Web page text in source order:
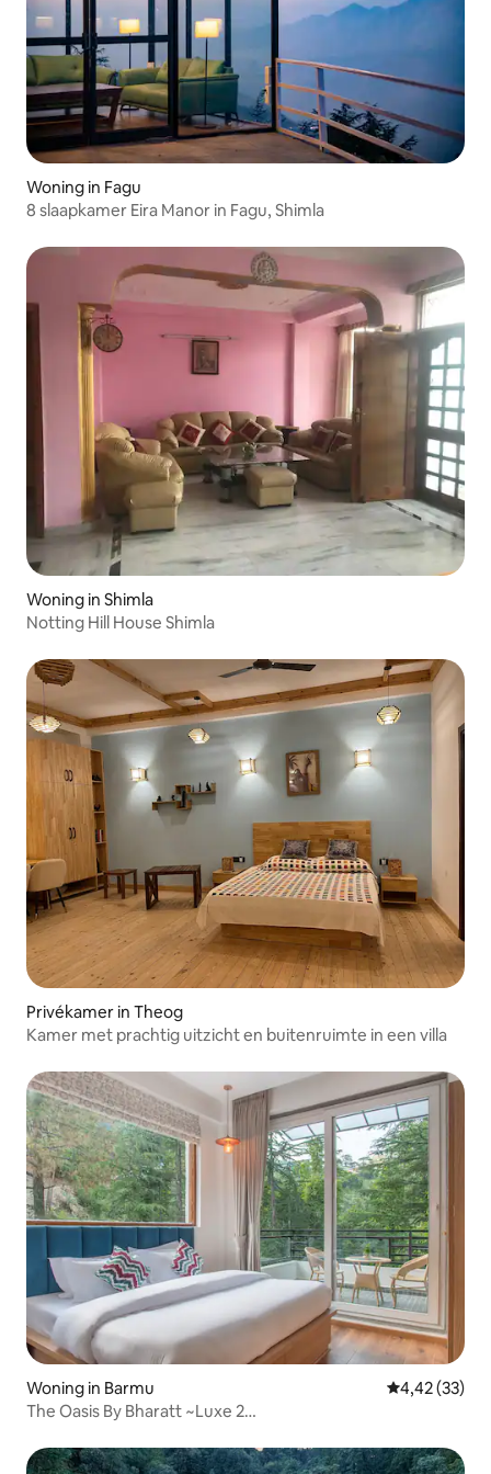
Woning in Fagu
8 slaapkamer Eira Manor in Fagu, Shimla
Woning in Shimla
Notting Hill House Shimla
Privékamer in Theog
Kamer met prachtig uitzicht en buitenruimte in een villa
Woning in Barmu Gemiddelde
4,42 (33)
The Oasis By Bharatt ~Luxe 2